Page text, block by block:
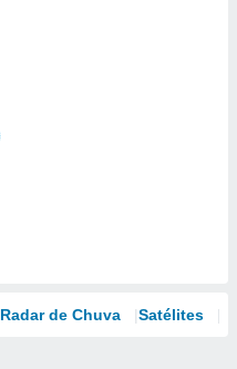
Radar de Chuva Satélites